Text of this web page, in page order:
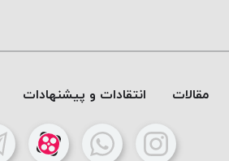
مقالات انتقادات و پیشنهادات